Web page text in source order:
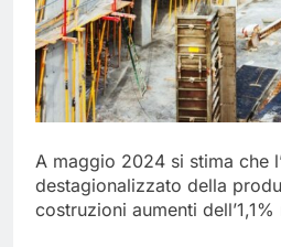
A maggio 2024 si stima che
destagionalizzato della
costruzioni aumenti